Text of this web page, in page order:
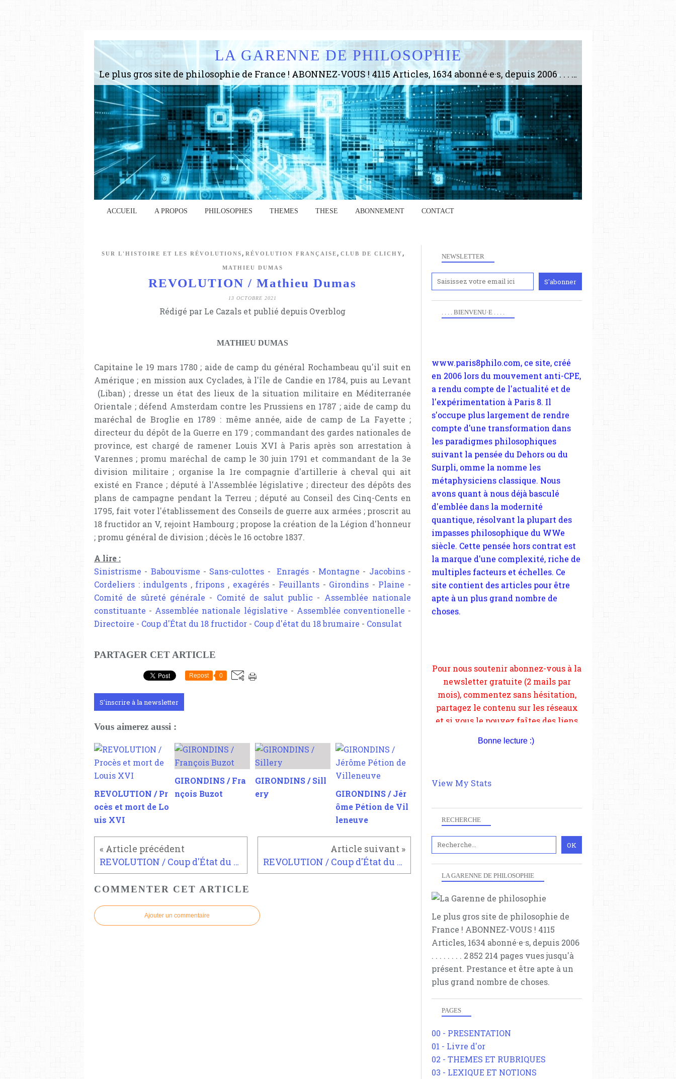
LA GARENNE DE PHILOSOPHIE
Le plus gros site de philosophie de France ! ABONNEZ-VOUS ! 4115 Articles, 1634 abonné·e·s, depuis 2006 . . . . . . . . 2 852 214 pages vues jusqu'à présent. Prestance et être apte à un plus grand nombre de choses.
ACCUEIL A PROPOS PHILOSOPHES THEMES THESE ABONNEMENT CONTACT
SUR L'HISTOIRE ET LES RÉVOLUTIONS , RÉVOLUTION FRANÇAISE , CLUB DE CLICHY ,
MATHIEU DUMAS
REVOLUTION / Mathieu Dumas
13 OCTOBRE 2021
Rédigé par Le Cazals et publié depuis Overblog
MATHIEU DUMAS
Capitaine le 19 mars 1780 ; aide de camp du général Rochambeau qu'il suit en
Amérique ; en mission aux Cyclades, à l'île de Candie en 1784, puis au Levant
(Liban) ; dresse un état des lieux de la situation militaire en Méditerranée
Orientale ; défend Amsterdam contre les Prussiens en 1787 ; aide de camp du
maréchal de Broglie en 1789 : même année, aide de camp de La Fayette ;
directeur du dépôt de la Guerre en 179 ; commandant des gardes nationales de
province, est chargé de ramener Louis XVI à Paris après son arrestation à
Varennes ; promu maréchal de camp le 30 juin 1791 et commandant de la 3e
division militaire ; organise la 1re compagnie d'artillerie à cheval qui ait
existé en France ; député à l'Assemblée législative ; directeur des dépôts des
plans de campagne pendant la Terreu ; député au Conseil des Cinq-Cents en
1795, fait voter l'établissement des Conseils de guerre aux armées ; proscrit au
18 fructidor an V, rejoint Hambourg ; propose la création de la Légion d'honneur
; promu général de division ; décès le 16 octobre 1837.
A lire :
Sinistrisme - Babouvisme - Sans-culottes -Enragés - Montagne - Jacobins-
Cordeliers : indulgents , fripons , exagérés- Feuillants- Girondins - Plaine -
Comité de sûreté générale - Comité de salut public - Assemblée nationale
constituante - Assemblée nationale législative - Assemblée conventionelle -
Directoire - Coup d'État du 18 fructidor - Coup d'état du 18 brumaire - Consulat
PARTAGER CET ARTICLE
Repost 0
S'inscrire à la newsletter
Vous aimerez aussi :
REVOLUTION / Pr
ocès et mort de Lo
uis XVI
GIRONDINS / Fra
nçois Buzot
GIRONDINS / Sill
ery
GIRONDINS / Jér
ôme Pétion de Vil
leneuve
REVOLUTION / Coup d'État du 18 fructidor an V REVOLUTION / Coup d'État du 18 brumaire an VIII
COMMENTER CET ARTICLE
Ajouter un commentaire
NEWSLETTER
RECHERCHE
LA GARENNE DE PHILOSOPHIE
Le plus gros site de philosophie de
France ! ABONNEZ-VOUS ! 4115
Articles, 1634 abonné·e·s, depuis 2006
. . . . . . . . 2 852 214 pages vues jusqu'à
présent. Prestance et être apte à un
plus grand nombre de choses.
PAGES
00 - PRESENTATION
01 - Livre d'or
02 - THEMES ET RUBRIQUES
03 - LEXIQUE ET NOTIONS
. . . . BIENVENU·E . . . .
Anciennement
en 2006 lors du mouvement anti-CPE,
s'occupe plus largement de rendre
compte d'une transformation dans
les paradigmes philosophiques
suivant la pensée du Dehors ou du
Surpli, omme la nomme les
métaphysiciens classique. Nous
avons quant à nous déjà basculé
d'emblée dans la modernité
quantique, résolvant la plupart des
impasses philosophique du WWe
siècle. Cette pensée hors contrat est
la marque d'une complexité, riche de
multiples facteurs et échelles. Ce
site contient des articles pour être
apte à un plus grand nombre de
choses.
et si vous le pouvez faîtes des liens
depuis votre site.
Bonne lecture :)
View My Stats